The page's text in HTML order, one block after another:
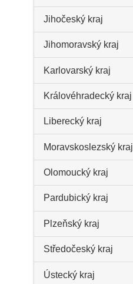
Jihočeský kraj
Jihomoravský kraj
Karlovarský kraj
Královéhradecký kraj
Liberecký kraj
Moravskoslezský kraj
Olomoucký kraj
Pardubický kraj
Plzeňský kraj
Středočeský kraj
Ústecký kraj